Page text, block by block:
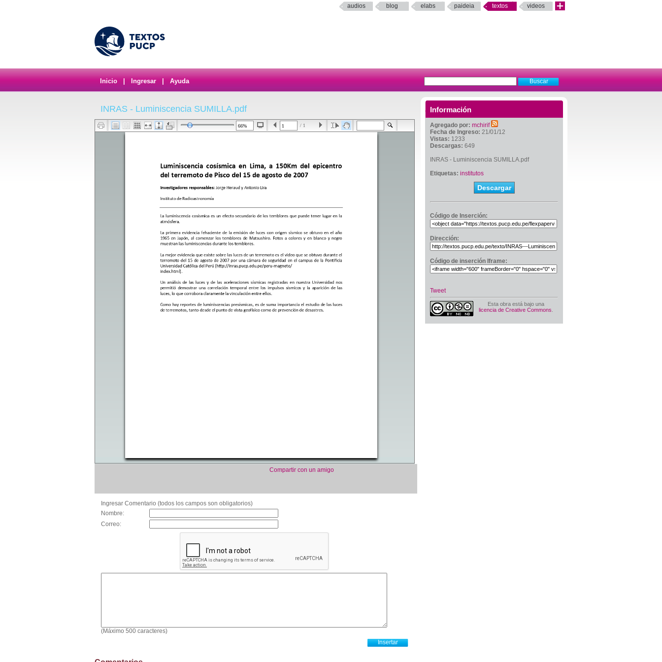
audios blog elabs paideia textos videos
Inicio Ingresar Ayuda
Información
Agregado por: mchirif
Fecha de Ingreso: 21/01/12
Vistas: 1233
Descargas: 649
INRAS - Luminiscencia SUMILLA.pdf
Etiquetas: institutos
Descargar
Código de Inserción:
Dirección:
Código de inserción Iframe:
Tweet
Esta obra está bajo una
licencia de Creative Commons
INRAS - Luminiscencia SUMILLA.pdf
/ 1
Compartir con un amigo
Ingresar Comentario (todos los campos son obligatorios)
Nombre:
Correo:
(Máximo 500 caracteres)